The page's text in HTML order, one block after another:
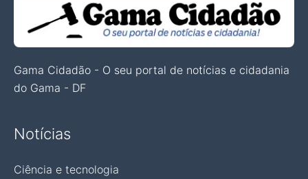
Gama Cidadão - O seu portal de notícias e cidadania
do Gama - DF
Notícias
Ciência e tecnologia